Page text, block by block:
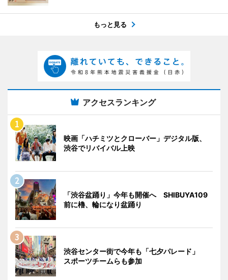
もっと見る
アクセスランキング
映画「ハチミツとクローバー」デジタル版、
渋谷でリバイバル上映
「渋谷盆踊り」今年も開催へ SHIBUYA109
前に櫓、輪になり盆踊り
渋谷センター街で今年も「七夕パレード」
スポーツチームらも参加